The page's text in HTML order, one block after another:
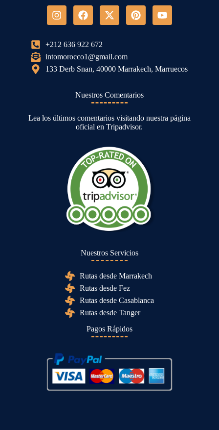
+212 636 922 672
intomorocco1@gmail.com
133 Derb Snan, 40000 Marrakech, Marruecos
Nuestros Comentarios
Lea los últimos comentarios visitando nuestra página
oficial en Tripadvisor.
Nuestros Servicios
Rutas desde Marrakech
Rutas desde Fez
Rutas desde Casablanca
Rutas desde Tanger
Pagos Rápidos